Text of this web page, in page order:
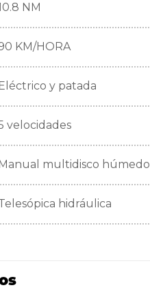
NM
KM/HORA
Eléctrico y patada
velocidades
Manual multidisco húmedo
hidráulica